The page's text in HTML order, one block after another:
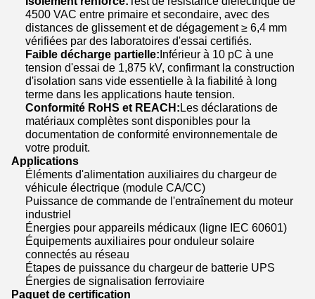
4500 VAC entre primaire et secondaire, avec des
distances de glissement et de dégagement ≥ 6,4 mm
vérifiées par des laboratoires d'essai certifiés.
Faible décharge partielle:Inférieur à 10 pC à une
tension d'essai de 1,875 kV, confirmant la construction
d'isolation sans vide essentielle à la fiabilité à long
terme dans les applications haute tension.
Conformité RoHS et REACH:Les déclarations de
matériaux complètes sont disponibles pour la
documentation de conformité environnementale de
votre produit.
Applications
Éléments d'alimentation auxiliaires du chargeur de
véhicule électrique (module CA/CC)
Puissance de commande de l'entraînement du moteur
industriel
Énergies pour appareils médicaux (ligne IEC 60601)
Équipements auxiliaires pour onduleur solaire
connectés au réseau
Étapes de puissance du chargeur de batterie UPS
Énergies de signalisation ferroviaire
Paquet de certification